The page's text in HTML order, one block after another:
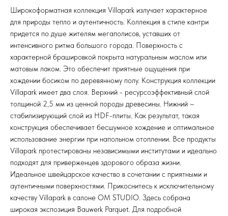
Широкоформатная коллекция Villapark излучает характерное
для природы тепло и аутентичность. Коллекция в стиле кантри
придется по душе жителям мегаполисов, уставших от
интенсивного ритма большого города. Поверхность с
характерной брашировкой покрыта натуральным маслом или
матовым лаком. Это обеспечит приятные ощущения при
хождении босиком по деревянному полу. Конструкция коллекции
Villapark имеет два слоя. Верхний - ресурсоэффективный слой
толщиной 2,5 мм из ценной породы древесины. Нижний –
стабилизирующий слой из HDF-плиты. Как результат, такая
конструкция обеспечивает бесшумное хождение и оптимальное
использование энергии при напольном отоплении. Все продукты
Villapark протестированы независимыми институтами и идеально
подходят для приверженцев здорового образа жизни.
Идеальное швейцарское качество в сочетании с приятными и
аутентичными поверхностями. Прикоснитесь к исключительному
качеству Villapark в салоне OM STUDIO. Здесь собрана
широкая экспозиция Bauwerk Parquet. Для подробной